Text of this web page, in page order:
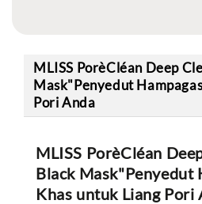
MLISS PorèCléan Deep
Mask"Penyedut
Pori Anda
MLISS PorèCléan
Black Mask"Penyedut
Khas untuk Liang Pori